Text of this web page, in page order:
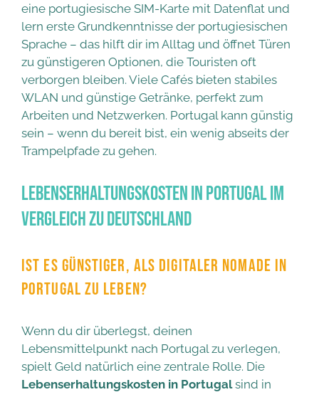
eine portugiesische SIM-Karte mit Datenflat und
lern erste Grundkenntnisse der portugiesischen
Sprache – das hilft dir im Alltag und öffnet Türen
zu günstigeren Optionen, die Touristen oft
verborgen bleiben. Viele Cafés bieten stabiles
WLAN und günstige Getränke, perfekt zum
Arbeiten und Netzwerken. Portugal kann günstig
sein – wenn du bereit bist, ein wenig abseits der
Trampelpfade zu gehen.
Lebenserhaltungskosten in Portugal im
Vergleich zu Deutschland
IST ES GÜNSTIGER, ALS DIGITALER NOMADE IN
PORTUGAL ZU LEBEN?
Wenn du dir überlegst, deinen
Lebensmittelpunkt nach Portugal zu verlegen,
spielt Geld natürlich eine zentrale Rolle. Die
Lebenserhaltungskosten in Portugalsind in